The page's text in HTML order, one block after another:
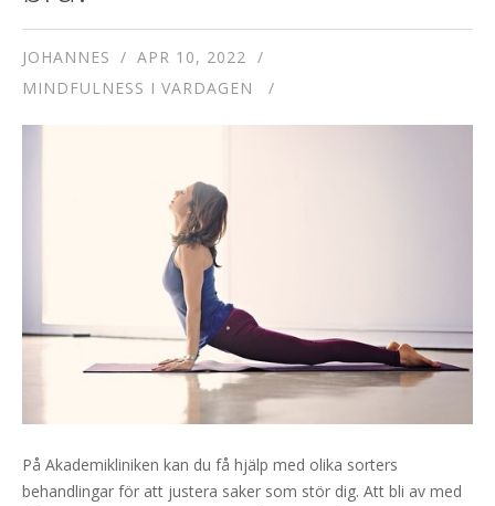
JOHANNES
APR 10, 2022
MINDFULNESS I VARDAGEN
På Akademikliniken kan du få hjälp med olika sorters
behandlingar för att justera saker som stör dig. Att bli av med